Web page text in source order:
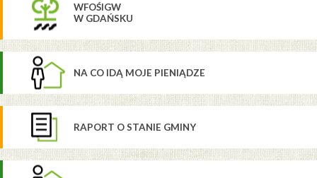
WFOŚIGW
W GDAŃSKU
NA CO IDĄ MOJE PIENIĄDZE
RAPORT O STANIE GMINY